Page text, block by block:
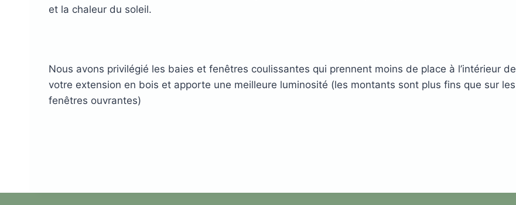
et la chaleur du soleil.
Nous avons privilégié les baies et fenêtres coulissantes qui prennent moins de place à l’intérieur de
votre extension en bois et apporte une meilleure luminosité (les montants sont plus fins que sur les
fenêtres ouvrantes)